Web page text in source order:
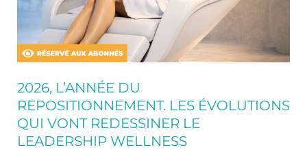
2026, L’ANNÉE DU
REPOSITIONNEMENT. LES ÉVOLUTIONS
QUI VONT REDESSINER LE
LEADERSHIP WELLNESS
redessiner
leadership